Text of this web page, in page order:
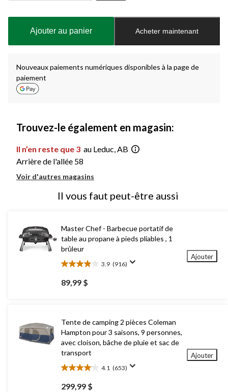
à
Ajouter au panier Acheter maintenant
Nouveaux paiements numériques disponibles à la page de
paiement
Trouvez-le également en magasin:
Il n’en reste que 3 au Leduc, AB
Arrière de l'allée 58
Voir d'autres magasins
Il vous faut peut-être aussi
Master Chef - Barbecue portatif de
table au propane à pieds pliables , 1
brûleur
3.9 (916)
3.9
étoile(s)
sur
89,99 $
Ajouter
Tente de camping 2 pièces Coleman
Hampton pour 3 saisons, 9 personnes,
avec cloison, bâche de pluie et sac de
transport
4.1 (653)
4.1
étoile(s)
299,99 $
Ajouter